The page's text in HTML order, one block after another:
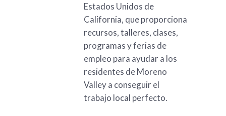
Estados Unidos de
California, que proporciona
recursos, talleres, clases,
programas y ferias de
empleo para ayudar a los
residentes de Moreno
Valley a conseguir el
trabajo local perfecto.